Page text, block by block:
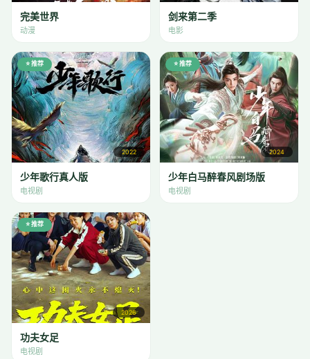
完美世界
动漫
剑来第二季
电影
⭐ 推荐
2022
少年歌行真人版
电视剧
⭐ 推荐
2024
少年白马醉春风剧场版
电视剧
⭐ 推荐
2026
功夫女足
电视剧